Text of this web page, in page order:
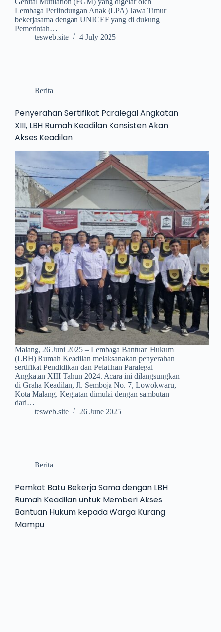
Lembaga Perlindungan Anak (LPA) Jawa Timur
bekerjasama dengan UNICEF yang di dukung
Pemerintah…
tesweb.site
4 July 2025
Berita
Penyerahan Sertifikat Paralegal Angkatan
XIII, LBH Rumah Keadilan Konsisten Akan
Akses Keadilan
Malang, 26 Juni 2025 – Lembaga Bantuan Hukum
(LBH) Rumah Keadilan melaksanakan penyerahan
sertifikat Pendidikan dan Pelatihan Paralegal
Angkatan XIII Tahun 2024. Acara ini dilangsungkan
di Graha Keadilan, Jl. Semboja No. 7, Lowokwaru,
Kota Malang. Kegiatan dimulai dengan sambutan
dari…
tesweb.site
26 June 2025
Berita
Pemkot Batu Bekerja Sama dengan LBH
Rumah Keadilan untuk Memberi Akses
Bantuan Hukum kepada Warga Kurang
Mampu